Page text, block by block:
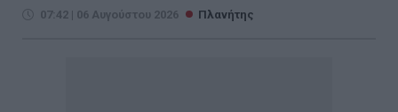
07:42 | 06 Αυγούστου 2026 Πλανήτης